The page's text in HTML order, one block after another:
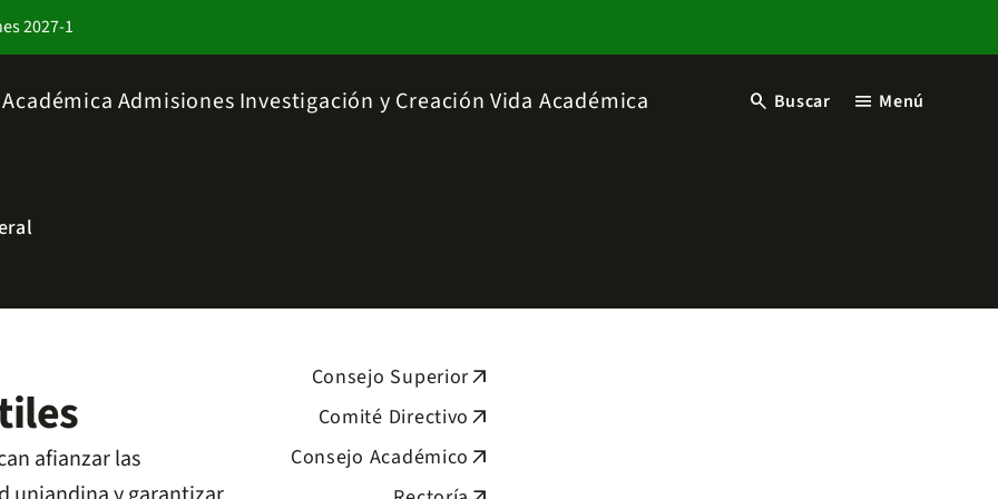
2027-1
Admisiones Investigación y Creación Vida Académica search Buscar menu Menú
afianzar las
Consejo Superiorarrow_outward
Comité Directivo arrow_outward
Consejo Académico arrow_outward